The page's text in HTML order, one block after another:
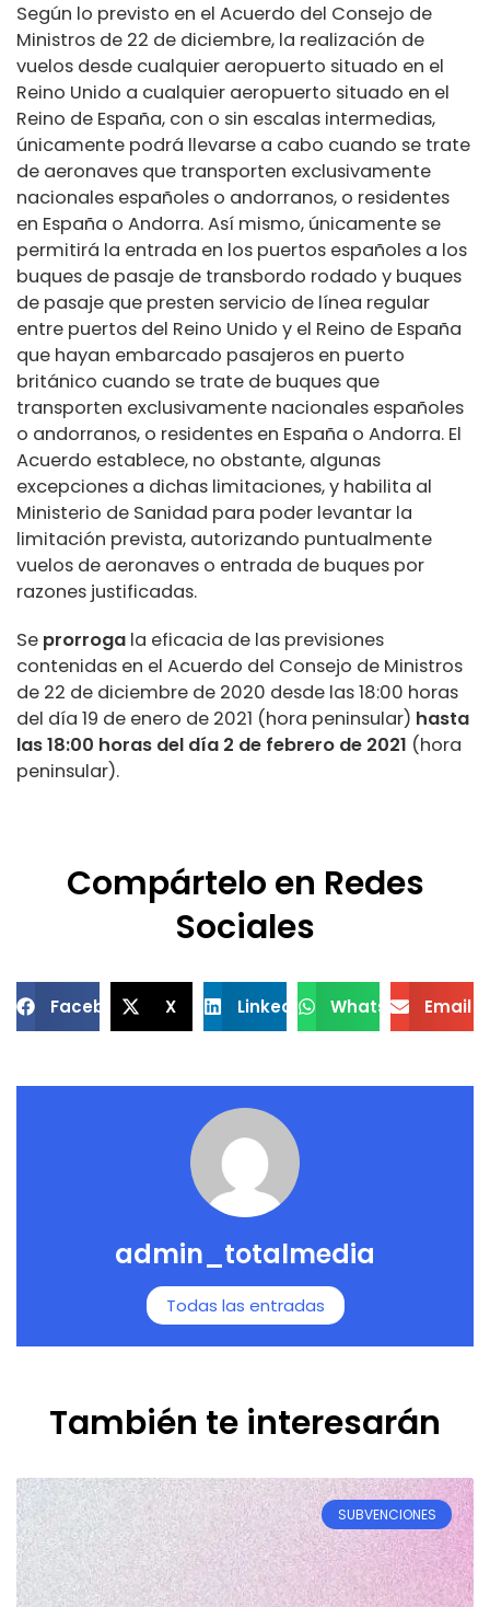
Según lo previsto en el Acuerdo del Consejo de
Ministros de 22 de diciembre, la realización de
vuelos desde cualquier aeropuerto situado en el
Reino Unido a cualquier aeropuerto situado en el
Reino de España, con o sin escalas intermedias,
únicamente podrá llevarse a cabo cuando se trate
de aeronaves que transporten exclusivamente
nacionales españoles o andorranos, o residentes
en España o Andorra. Así mismo, únicamente se
permitirá la entrada en los puertos españoles a los
buques de pasaje de transbordo rodado y buques
de pasaje que presten servicio de línea regular
entre puertos del Reino Unido y el Reino de España
que hayan embarcado pasajeros en puerto
británico cuando se trate de buques que
transporten exclusivamente nacionales españoles
o andorranos, o residentes en España o Andorra. El
Acuerdo establece, no obstante, algunas
excepciones a dichas limitaciones, y habilita al
Ministerio de Sanidad para poder levantar la
limitación prevista, autorizando puntualmente
vuelos de aeronaves o entrada de buques por
razones justificadas.
Se prorroga la eficacia de las previsiones
contenidas en el Acuerdo del Consejo de Ministros
de 22 de diciembre de 2020 desde las 18:00 horas
del día 19 de enero de 2021 (hora peninsular) hasta
las 18:00 horas del día 2 de febrero de 2021 (hora
peninsular).
Compártelo en Redes
Sociales
Facebook X LinkedIn WhatsApp Email
admin_totalmedia
Todas las entradas
También te interesarán
SUBVENCIONES